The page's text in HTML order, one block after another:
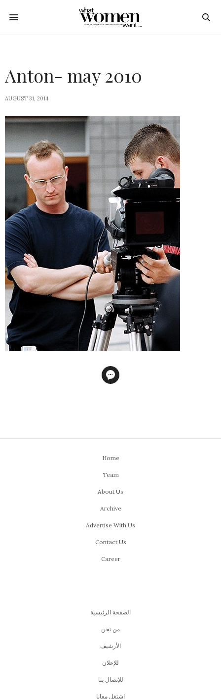
Anton- may 2010
AUGUST 31, 2014
Home
Team
About Us
Archive
Advertise With Us
Contact Us
Career
الصفحة الرئيسية
من نحن
اﻷرشيف
للإعلان
للإتصال بنا
اشتغل معانا